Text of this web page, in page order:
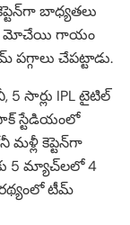
బాధ్యతలు
మోచేయి గాయం
చేపట్టాడు.
5 సార్లు IPL టైటిల్
స్టేడియంలో
కెప్టెన్‌గా
5 మ్యాచ్‌లలో 4
టీమ్